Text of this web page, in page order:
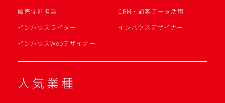
販売促進担当
CRM・顧客データ活用
インハウスライター
インハウスデザイナー
インハウスWebデザイナー
人気業種